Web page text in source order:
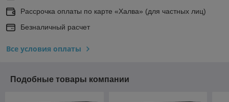
Рассрочка оплаты по карте «Халва» (для частных лиц)
Безналичный расчет
Все условия оплаты
Подобные товары компании